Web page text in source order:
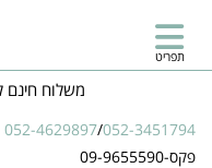
משלוח חינם
052-4629897/052-3451794
פקס-09-9655590
תפריט